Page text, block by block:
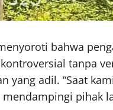
bahwa
tanpa
yang adil. “Saat
pihak